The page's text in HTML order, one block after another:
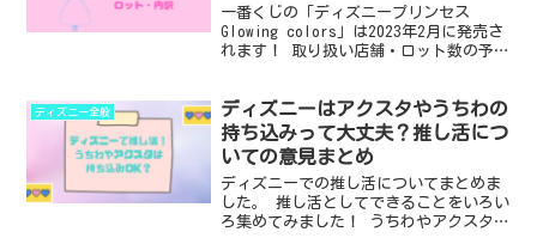
一番くじの「ディズニープリンセス
Glowing colors」は2023年2月に発売さ
れます！ 取り扱い店舗・ロット数の予
リンセス一番くじについてはこちらの記
事...
ディズニー全般
ディズニーはアクスタやうちわの
持ち込みって大丈夫？推し活につ
いての意見まとめ
ディズニーでの推し活についてまとめま
した。 推し活としてできることをいろい
ろ集めてみました！ うちわやアクスタは